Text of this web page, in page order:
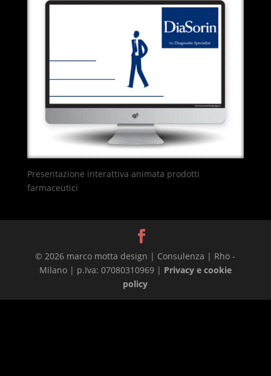
Presentazione interattiva animata prodotti
farmaceutici
© 2026 marco motta design | Consulenza | Rho -
Milano | p.Iva: 07080310969 | Privacy e cookie
policy